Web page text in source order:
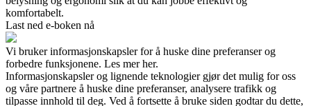
komfortabelt.
Last ned e-boken nå
Vi bruker informasjonskapsler for å huske dine preferanser og
forbedre funksjonene. Les mer her.
Informasjonskapsler og lignende teknologier gjør det mulig for oss
og våre partnere å huske dine preferanser, analysere trafikk og
tilpasse innhold til deg. Ved å fortsette å bruke siden godtar du dette,